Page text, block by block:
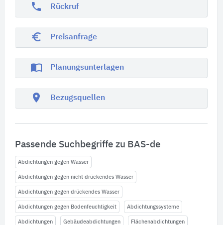
phone Rückruf
euro_symbol Preisanfrage
import_contacts Planungsunterlagen
location_on Bezugsquellen
Passende Suchbegriffe zu BAS-de
Abdichtungen gegen Wasser
Abdichtungen gegen nicht drückendes Wasser
Abdichtungen gegen drückendes Wasser
Abdichtungen gegen Bodenfeuchtigkeit Abdichtungssysteme
Abdichtungen Gebäudeabdichtungen Flächenabdichtungen